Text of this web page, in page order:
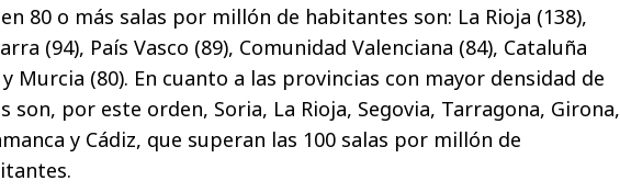
80 o más salas por millón de habitantes son: La Rioja (138),
(94), País Vasco (89), Comunidad Valenciana (84), Cataluña
y Murcia (80). En cuanto a las provincias con mayor densidad de
son, por este orden, Soria, La Rioja, Segovia, Tarragona, Girona,
y Cádiz, que superan las 100 salas por millón de